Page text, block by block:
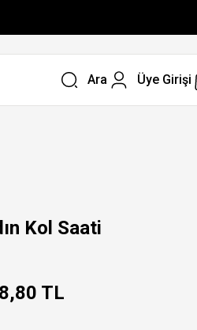
Ara Üye Girişi
Kol Saati
TL